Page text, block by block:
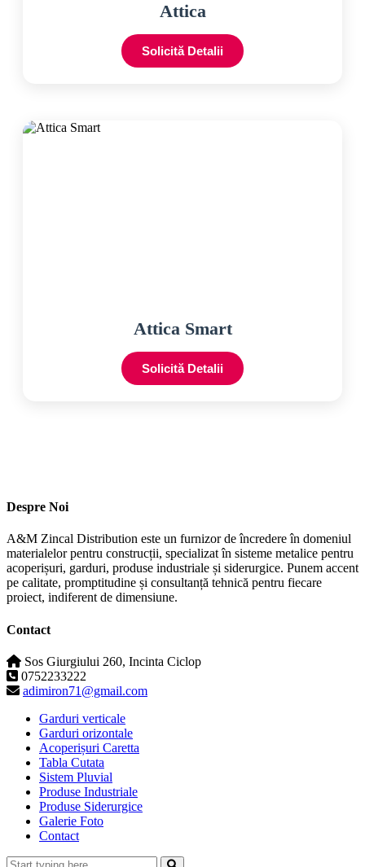
Attica
Solicită Detalii
Attica Smart
Solicită Detalii
Despre Noi
A&M Zincal Distribution este un furnizor de încredere în domeniul
materialelor pentru construcții, specializat în sisteme metalice pentru
acoperișuri, garduri, produse industriale și siderurgice. Punem accent
pe calitate, promptitudine și consultanță tehnică pentru fiecare
proiect, indiferent de dimensiune.
Contact
Sos Giurgiului 260, Incinta Ciclop
0752233222
adimiron71@gmail.com
Garduri verticale
Garduri orizontale
Acoperișuri Caretta
Tabla Cutata
Sistem Pluvial
Produse Industriale
Produse Siderurgice
Galerie Foto
Contact